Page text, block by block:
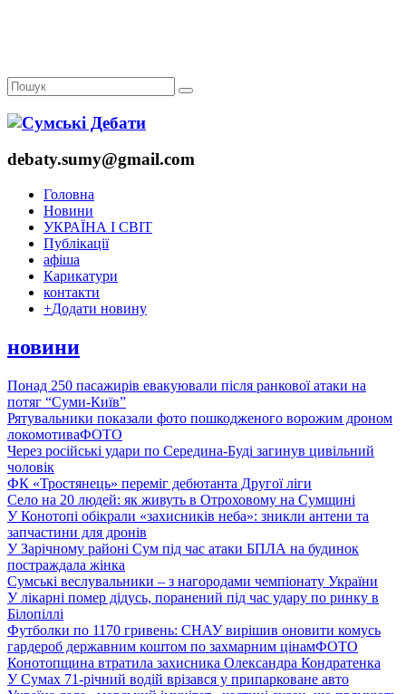
debaty.sumy@gmail.com
Головна
Новини
УКРАЇНА І СВІТ
Публікації
афіша
Карикатури
контакти
+Додати новину
новини
Понад 250 пасажирів евакуювали після ранкової атаки на
потяг “Суми-Київ”
Рятувальники показали фото пошкодженого ворожим дроном
локомотиваФОТО
Через російські удари по Середина-Буді загинув цивільний
чоловік
ФК «Тростянець» переміг дебютанта Другої ліги
Село на 20 людей: як живуть в Отроховому на Сумщині
У Конотопі обікрали «захисників неба»: зникли антени та
запчастини для дронів
У Зарічному районі Сум під час атаки БПЛА на будинок
постраждала жінка
Сумські веслувальники – з нагородами чемпіонату України
У лікарні помер дідусь, поранений під час удару по ринку в
Білопіллі
Футболки по 1170 гривень: СНАУ вирішив оновити комусь
гардероб державним коштом по захмарним цінамФОТО
Конотопщина втратила захисника Олександра Кондратенка
У Сумах 71-річний водій врізався у припарковане авто